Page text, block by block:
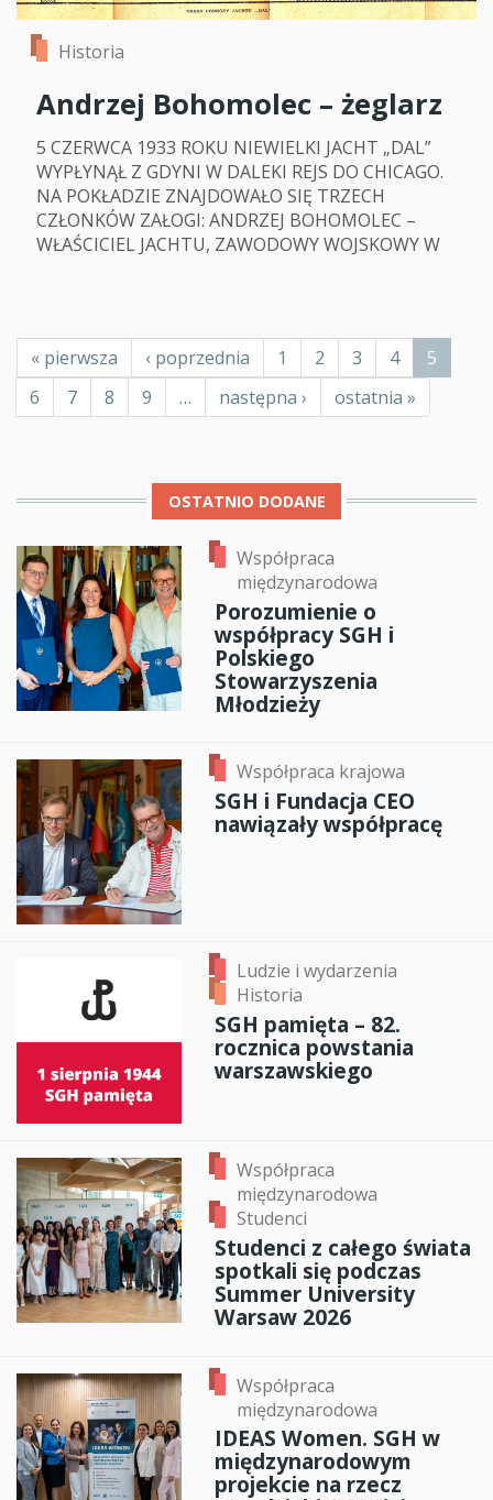
Historia
Andrzej Bohomolec – żeglarz
5 CZERWCA 1933 ROKU NIEWIELKI JACHT „DAL”
WYPŁYNĄŁ Z GDYNI W DALEKI REJS DO CHICAGO.
NA POKŁADZIE ZNAJDOWAŁO SIĘ TRZECH
CZŁONKÓW ZAŁOGI: ANDRZEJ BOHOMOLEC –
WŁAŚCICIEL JACHTU, ZAWODOWY WOJSKOWY W
Stronicowanie
Pierwsza
strona
« pierwsza
Poprzednia
strona
‹ poprzednia Page
1 Page
2 Page
3 Page
4
Bieżąca
strona
5
Page
6 Page
7 Page
8 Page
9 …
Następna
strona
następna ›
Ostatnia
strona
ostatnia »
OSTATNIO DODANE
Współpraca
międzynarodowa
Porozumienie o
współpracy SGH i
Polskiego
Stowarzyszenia
Młodzieży
Współpraca krajowa
SGH i Fundacja CEO
nawiązały współpracę
Ludzie i wydarzenia
Historia
SGH pamięta – 82.
rocznica powstania
warszawskiego
Współpraca
międzynarodowa
Studenci
Studenci z całego świata
spotkali się podczas
Summer University
Warsaw 2026
Współpraca
międzynarodowa
IDEAS Women. SGH w
międzynarodowym
projekcie na rzecz